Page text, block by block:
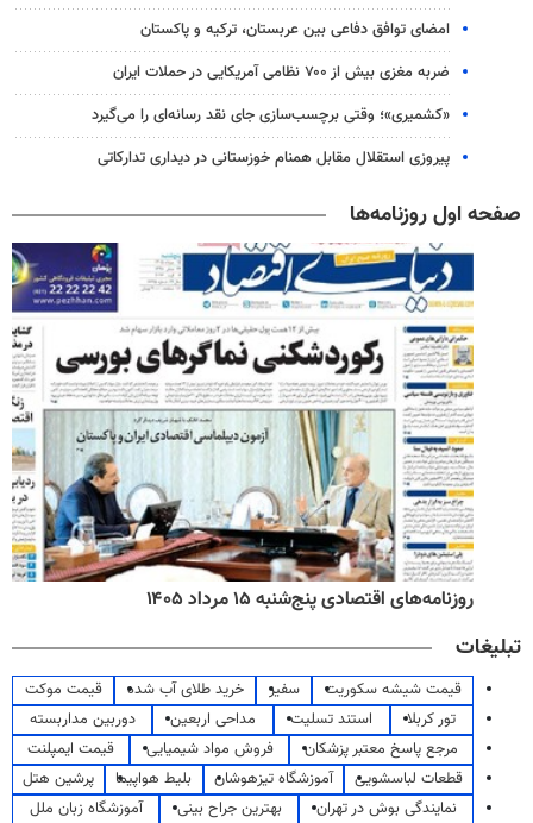
امضای توافق دفاعی بین عربستان، ترکیه و پاکستان
ضربه مغزی بیش از ۷۰۰ نظامی آمریکایی در حملات ایران
«کشمیری»؛ وقتی برچسب‌سازی جای نقد رسانه‌ای را می‌گیرد
پیروزی استقلال مقابل همنام خوزستانی در دیداری تدارکاتی
صفحه اول روزنامه‌ها
روزنامه‌های اقتصادی پنج‌شنبه ۱۵ مرداد ۱۴۰۵
تبلیغات
قیمت شیشه سکوریت سفیر خرید طلای آب شده
قیمت موکت
تور کربلا
استند تسلیت مداحی اربعین
دوربین مداربسته
مرجع پاسخ معتبر پزشکان
فروش مواد شیمیایی
قیمت ایمپلنت
قطعات لباسشویی
آموزشگاه تیزهوشان بلیط هواپیما
پرشین هتل
نمایندگی بوش در تهران
بهترین جراح بینی
آموزشگاه زبان ملل